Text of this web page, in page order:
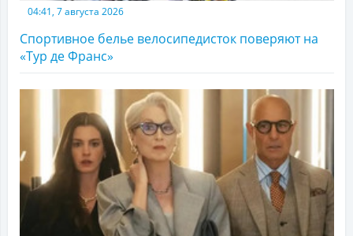
04:41, 7 августа 2026
Спортивное белье велосипедисток поверяют на
«Тур де Франс»